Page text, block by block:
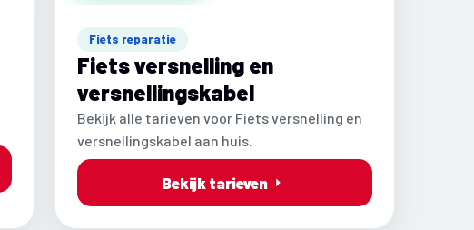
Fiets reparatie
Fiets versnelling en
versnellingskabel
Bekijk alle tarieven voor Fiets versnelling en
versnellingskabel aan huis.
Bekijk tarieven